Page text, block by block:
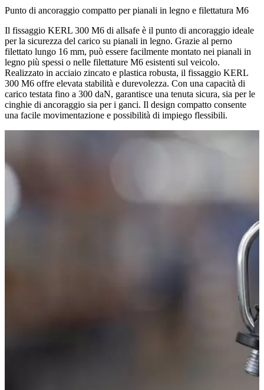
Punto di ancoraggio compatto per pianali in legno e filettatura M6
Il fissaggio KERL 300 M6 di allsafe è il punto di ancoraggio ideale
per la sicurezza del carico su pianali in legno. Grazie al perno
filettato lungo 16 mm, può essere facilmente montato nei pianali in
legno più spessi o nelle filettature M6 esistenti sul veicolo.
Realizzato in acciaio zincato e plastica robusta, il fissaggio KERL
300 M6 offre elevata stabilità e durevolezza. Con una capacità di
carico testata fino a 300 daN, garantisce una tenuta sicura, sia per le
cinghie di ancoraggio sia per i ganci. Il design compatto consente
una facile movimentazione e possibilità di impiego flessibili.